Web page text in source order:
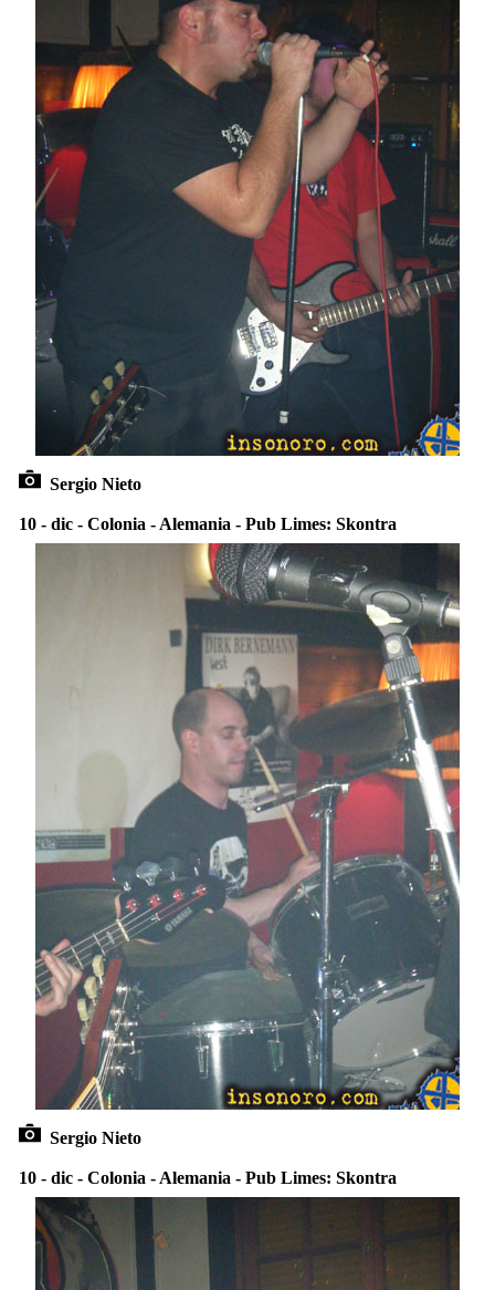
Sergio Nieto
10 - dic - Colonia - Alemania - Pub Limes: Skontra
Sergio Nieto
10 - dic - Colonia - Alemania - Pub Limes: Skontra